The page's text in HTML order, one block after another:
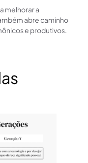
melhorar a
abre caminho
e produtivos.